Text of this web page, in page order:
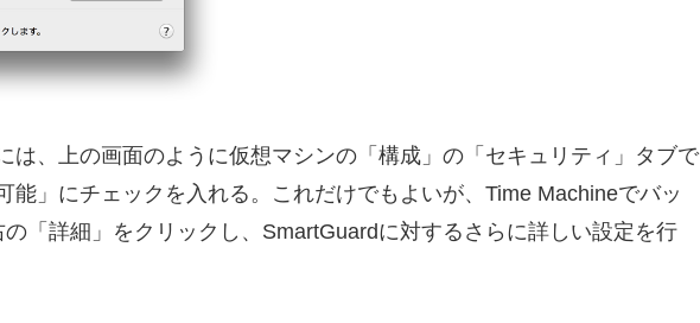
は、上の画面のように仮想マシンの「構成」の「セキュリティ」タブで
能」にチェックを入れる。これだけでもよいが、Time Machineでバッ
「詳細」をクリックし、SmartGuardに対するさらに詳しい設定を行